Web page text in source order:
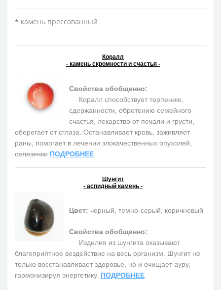
* камень прессованный
Коралл
- камень скромности и счастья -
Свойства обобщенно:
Коралл способствует терпению,
сдержанности, обретению семейного
счастья, лекарство от печали и грусти,
оберегает от сглаза. Останавливает кровь, заживляет
раны, помогает в лечении злокачественных опухолей,
селезенки ПОДРОБНЕЕ
Шунгит
- аспидный камень -
Цвет: черный, темно-серый, коричневый
Свойства обобщенно:
Изделия из шунгита оказывают
благоприятное воздействие на весь организм. Шунгит не
только восстанавливает здоровье, но и очищает ауру,
гармонизируя энергетику. ПОДРОБНЕЕ